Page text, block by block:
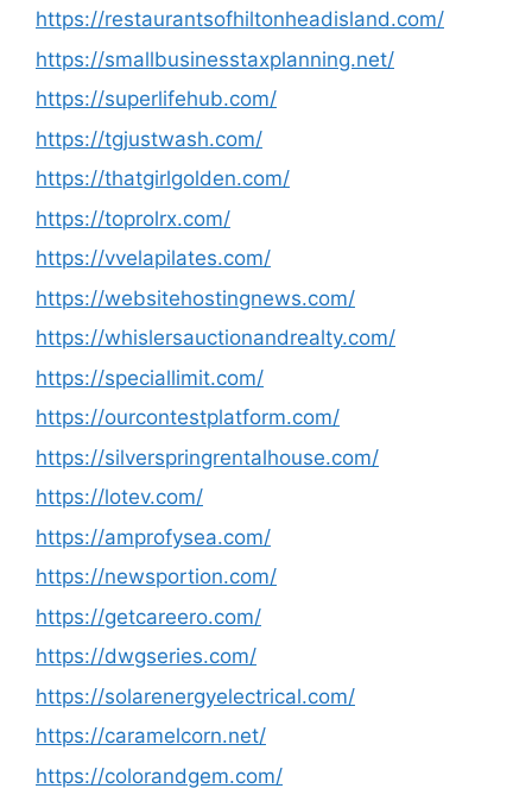
https://restaurantsofhiltonheadisland.com/
https://smallbusinesstaxplanning.net/
https://superlifehub.com/
https://tgjustwash.com/
https://thatgirlgolden.com/
https://toprolrx.com/
https://vvelapilates.com/
https://websitehostingnews.com/
https://whislersauctionandrealty.com/
https://speciallimit.com/
https://ourcontestplatform.com/
https://silverspringrentalhouse.com/
https://lotev.com/
https://amprofysea.com/
https://newsportion.com/
https://getcareero.com/
https://dwgseries.com/
https://solarenergyelectrical.com/
https://caramelcorn.net/
https://colorandgem.com/